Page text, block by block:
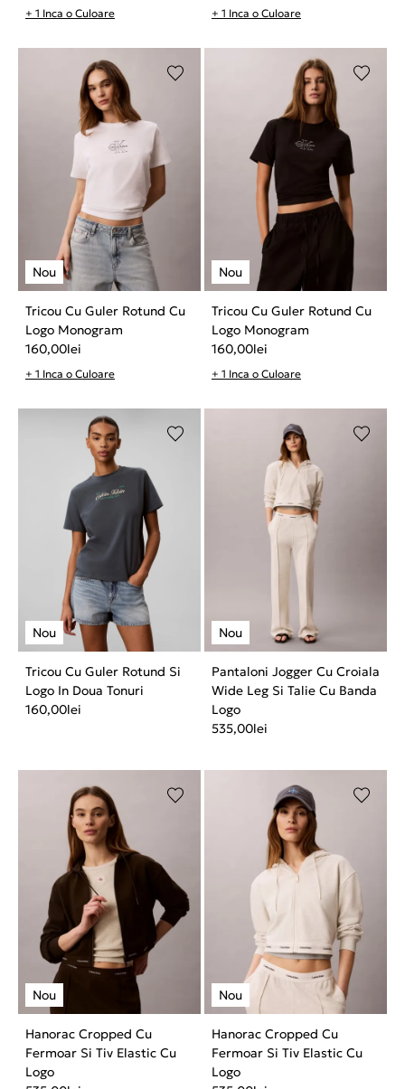
+ 1 Inca o Culoare + 1 Inca o Culoare
Tricou Cu Guler Rotund Cu
Logo Monogram
160,00lei
+ 1 Inca o Culoare
Tricou Cu Guler Rotund Cu
Logo Monogram
160,00lei
+ 1 Inca o Culoare
Tricou Cu Guler Rotund Si
Logo In Doua Tonuri
160,00lei
Pantaloni Jogger Cu Croiala
Wide Leg Si Talie Cu Banda
Logo
535,00lei
Hanorac Cropped Cu
Fermoar Si Tiv Elastic Cu
Logo
Hanorac Cropped Cu
Fermoar Si Tiv Elastic Cu
Logo